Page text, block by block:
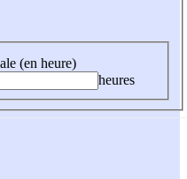
(en heure)
heures